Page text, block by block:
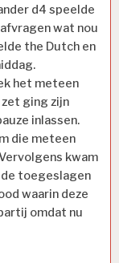
d4 speelde
wat nou
the Dutch en
het meteen
ging zijn
inlassen.
die meteen
kwam
toegeslagen
waarin deze
omdat nu